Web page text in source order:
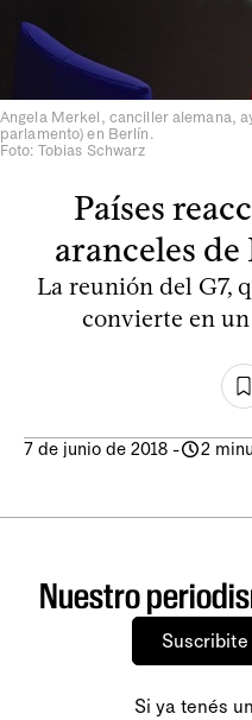
Angela Merkel, canciller alemana,
parlamento) en Berlín.
Foto: Tobias Schwarz
Países
aranceles
La reunión del G7,
convierte en
7 de junio de 2018 - 2
Nuestro
Si ya tenés